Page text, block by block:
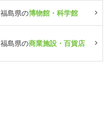
福島県の博物館・科学館
福島県の商業施設・百貨店